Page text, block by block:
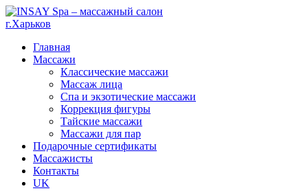
Главная
Массажи
Классические массажи
Массаж лица
Спа и экзотические массажи
Коррекция фигуры
Тайские массажи
Массажи для пар
Подарочные сертификаты
Массажисты
Контакты
UK